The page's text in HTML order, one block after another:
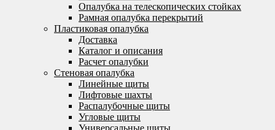
Опалубка на телескопических стойках
Рамная опалубка перекрытий
Пластиковая опалубка
Доставка
Каталог и описания
Расчет опалубки
Стеновая опалубка
Линейные щиты
Лифтовые шахты
Распалубочные щиты
Угловые щиты
Универсальные щиты